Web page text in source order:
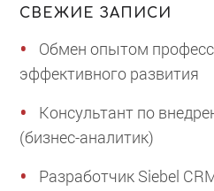
СВЕЖИЕ ЗАПИСИ
Обмен опытом
эффективного развития
Консультант по
(бизнес-аналитик)
Разработчик Siebel